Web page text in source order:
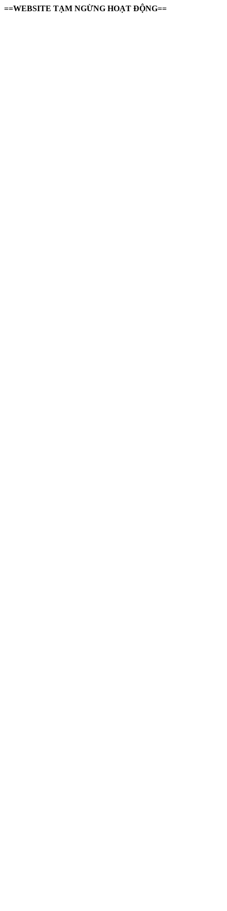
==WEBSITE TẠM NGỪNG HOẠT ĐỘNG==